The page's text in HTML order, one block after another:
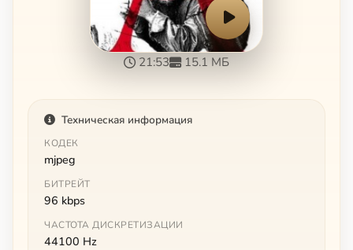
21:53 15.1 МБ
Техническая информация
КОДЕК
mjpeg
БИТРЕЙТ
96 kbps
ЧАСТОТА ДИСКРЕТИЗАЦИИ
44100 Hz